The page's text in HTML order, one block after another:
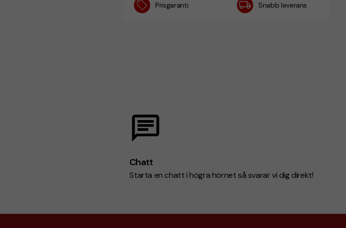
Prisgaranti Snabb leverans
Chatt
Starta en chatt i högra hörnet så svarar vi dig direkt!